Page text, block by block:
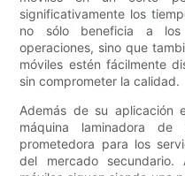
significativamente los
no sólo beneficia a los
operaciones, sino que
móviles estén fácilmente
sin comprometer la calidad.
Además de su aplicación
máquina laminadora de
prometedora para los
del mercado